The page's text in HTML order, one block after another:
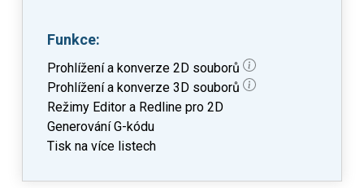
Funkce:
Prohlížení a konverze 2D souborů
Prohlížení a konverze 3D souborů
Režimy Editor a Redline pro 2D
Generování G-kódu
Tisk na více listech